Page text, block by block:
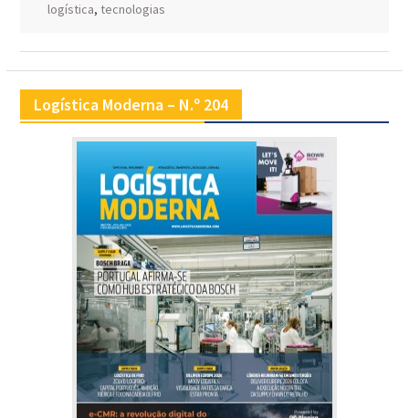
logística, tecnologias
Logística Moderna – N.º 204